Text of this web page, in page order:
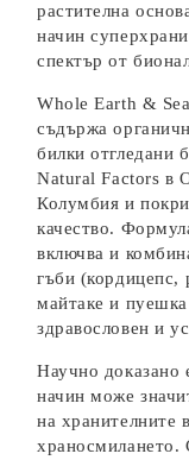
растителна
начин
спектър от
Whole Earth &
съдържа
билки отгледани
Natural Factors в
Колумбия и
качество.
включва и
гъби
майтаке и
здравословен и
Научно доказано
начин може
на хранителните
храносмилането.